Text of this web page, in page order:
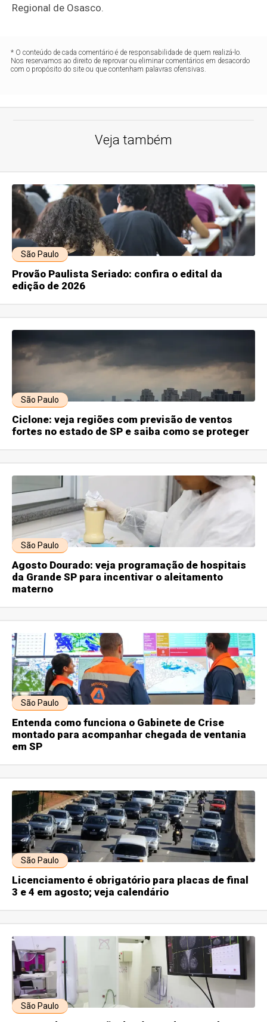
Regional de Osasco.
* O conteúdo de cada comentário é de responsabilidade de quem realizá-lo.
Nos reservamos ao direito de reprovar ou eliminar comentários em desacordo
com o propósito do site ou que contenham palavras ofensivas.
Veja também
São Paulo
Provão Paulista Seriado: confira o edital da
edição de 2026
São Paulo
Ciclone: veja regiões com previsão de ventos
fortes no estado de SP e saiba como se proteger
São Paulo
Agosto Dourado: veja programação de hospitais
da Grande SP para incentivar o aleitamento
materno
São Paulo
Entenda como funciona o Gabinete de Crise
montado para acompanhar chegada de ventania
em SP
São Paulo
Licenciamento é obrigatório para placas de final
3 e 4 em agosto; veja calendário
São Paulo